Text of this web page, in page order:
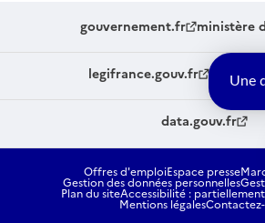
gouvernement.fr ministère
legifrance.gouv.fr service-
data.gouv.fr
Offres d'emploiEspace presse
Gestion des données personnelles
Plan du siteAccessibilité :
Mentions légales
Une